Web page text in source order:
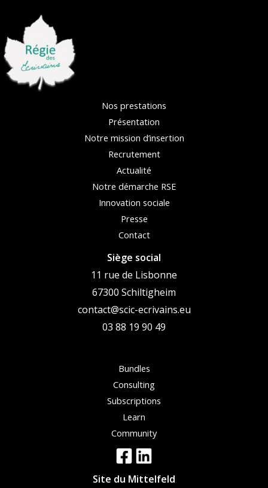
Nos prestations
Présentation
Notre mission d’insertion
Recrutement
Actualité
Notre démarche RSE
Innovation sociale
Presse
Contact
Siège social
11 rue de Lisbonne
67300 Schiltigheim
contact@scic-ecrivains.eu
03 88 19 90 49
Bundles
Consulting
Subscriptions
Learn
Community
Site du Mittelfeld